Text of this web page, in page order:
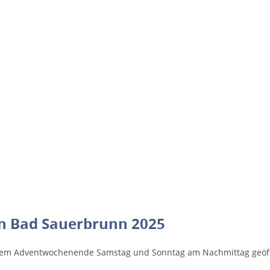
Sauerbrunn 2025
Adventwochenende Samstag und Sonntag am Nachmittag